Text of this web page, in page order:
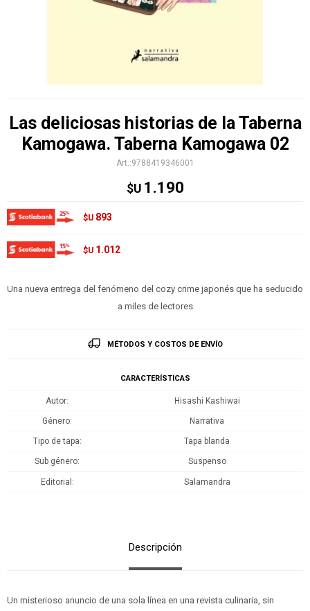
Las deliciosas historias de la Taberna
Kamogawa. Taberna Kamogawa 02
9788419346001
$U 1.190
$U 893
$U 1.012
Una nueva entrega del fenómeno del cozy crime japonés que ha seducido
a miles de lectores
MÉTODOS Y COSTOS DE ENVÍO
CARACTERÍSTICAS
Autor Hisashi Kashiwai
Género Narrativa
Tipo de tapa Tapa blanda
Sub género Suspenso
Editorial Salamandra
Descripción
Un misterioso anuncio de una sola línea en una revista culinaria, sin